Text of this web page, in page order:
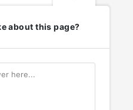
Russia,
un
about this page?